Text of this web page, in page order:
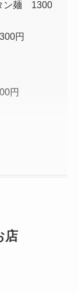
ン麺 1300
円
円
店